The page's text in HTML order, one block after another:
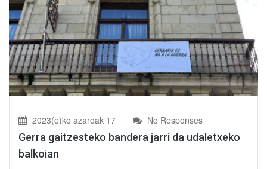
2023(e)ko azaroak 17 No Responses
Gerra gaitzesteko bandera jarri da udaletxeko
balkoian